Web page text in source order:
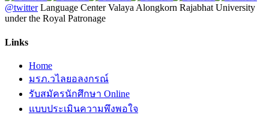
@twitterLanguage Center Valaya Alongkorn Rajabhat University
under the Royal Patronage
Links
Home
มรภ.วไลยอลงกรณ์
รับสมัครนักศึกษา Online
แบบประเมินความพึงพอใจ